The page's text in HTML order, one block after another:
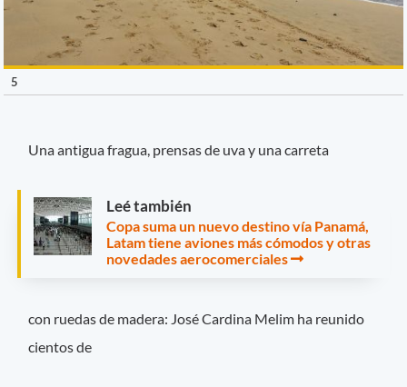
5
Una antigua fragua, prensas de uva y una carreta
Leé también
Copa suma un nuevo destino vía Panamá,
Latam tiene aviones más cómodos y otras
novedades aerocomerciales
con ruedas de madera: José Cardina Melim ha reunido
cientos de